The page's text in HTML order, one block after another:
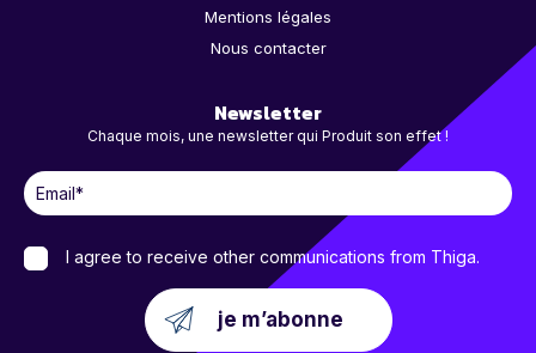
Mentions légales
Nous contacter
Newsletter
Chaque mois, une newsletter qui Produit son effet !
I agree to receive other communications from Thiga.